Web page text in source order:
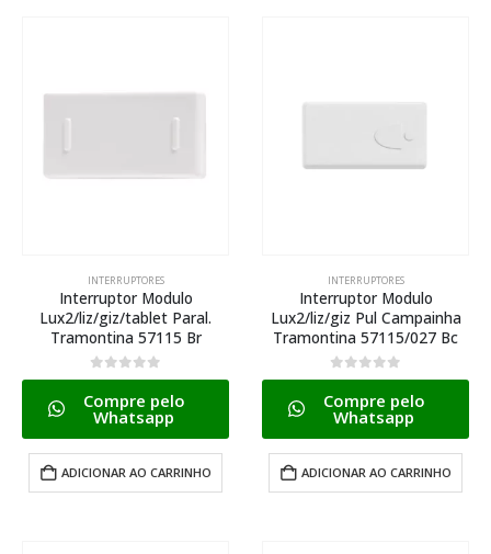
INTERRUPTORES
Interruptor Modulo
Lux2/liz/giz/tablet Paral.
Tramontina 57115 Br
0de 5
Compre pelo
Whatsapp
ADICIONAR AO CARRINHO
INTERRUPTORES
Interruptor Modulo
Lux2/liz/giz Pul Campainha
Tramontina 57115/027 Bc
0de 5
Compre pelo
Whatsapp
ADICIONAR AO CARRINHO